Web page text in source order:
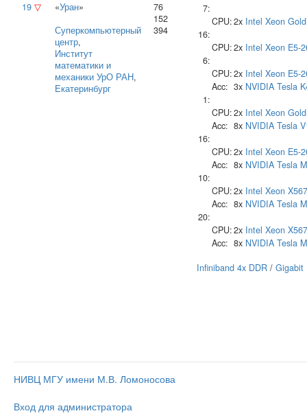
19 ▽ «Уран»
Суперкомпьютерный
центр,
Институт
математики и
механики УрО РАН,
Екатеринбург
76
152
394
7:
CPU:2x Intel Xeon
16:
CPU:2x Intel Xeon E5-
6:
CPU:2x Intel Xeon E5-
Acc: 3x NVIDIA Tesla
1:
CPU:2x Intel Xeon
Acc: 8x NVIDIA Tesla
16:
CPU:2x Intel Xeon E5-
Acc: 8x NVIDIA Tesla
10:
CPU:2x Intel Xeon
Acc: 8x NVIDIA Tesla
20:
CPU:2x Intel Xeon
Acc: 8x NVIDIA Tesla
Infiniband 4x DDR / Gigabit
НИВЦ МГУ имени М.В. Ломоносова
Вход для администратора